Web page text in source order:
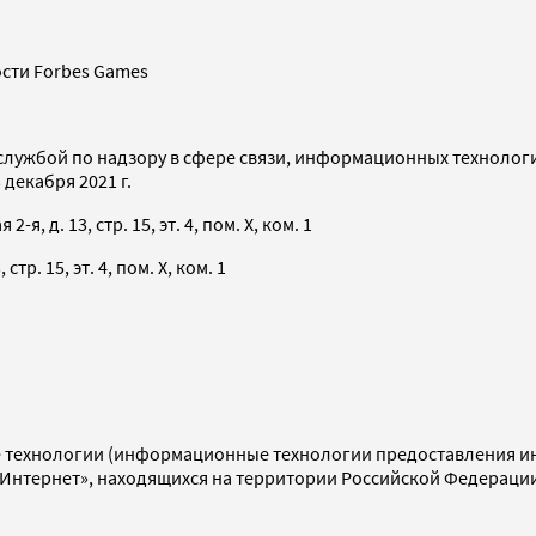
Forbes Games
по надзору в сфере связи, информационных
2021 г.
я, д. 13, стр. 15, эт. 4, пом. X, ком. 1
15, эт. 4, пом. X, ком. 1
(информационные технологии предоставления
находящихся на территории Российской